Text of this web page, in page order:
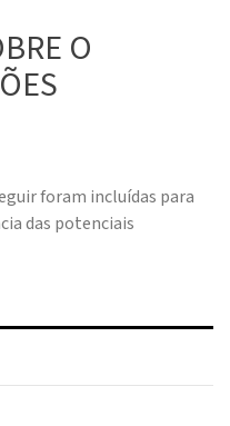
O
foram incluídas para
das potenciais